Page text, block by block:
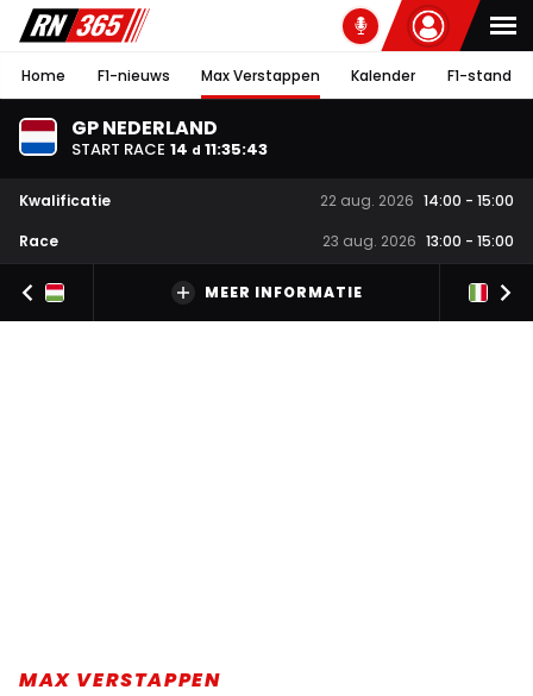
Home F1-nieuws Max Verstappen Kalender F1-stand
GP NEDERLAND
START RACE 14 d 11:35:42
Kwalificatie 22 aug. 2026 14:00 - 15:00
Race
23 aug. 2026 13:00 - 15:00
MEER INFORMATIE
MAX VERSTAPPEN